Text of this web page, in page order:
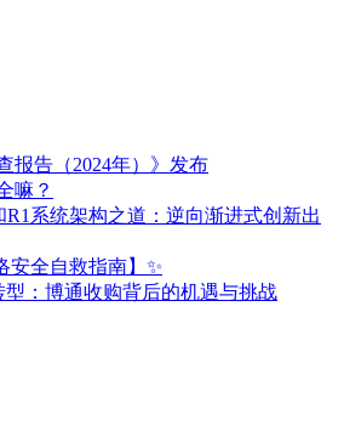
报告（2024年）》发布
嘛？
R1系统架构之道：逆向渐进式创新出
安全自救指南】✨
型：博通收购背后的机遇与挑战